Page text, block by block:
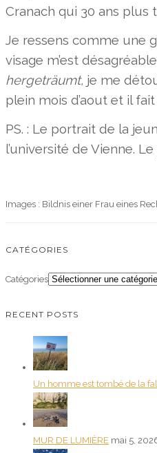
Cranach qui 30 ans plus
Je ressens comme une
visage m’est
hergeträumt, je me
plein mois d’aout et il
PS. : Le portrait de la
l’université de Vienne.
Images : Bildnis einer Frau eines
CATÉGORIES
Catégories
RECENT POSTS
Un homme est tombé de la
MUR DE LUMIÈRE mai 5,